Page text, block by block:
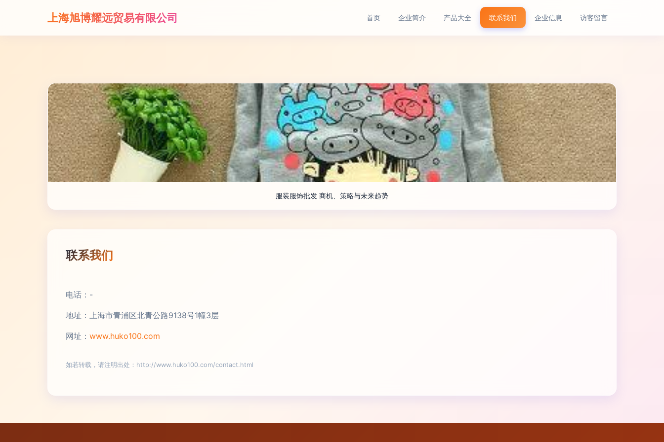
上海旭博耀远贸易有限公司 首页 企业简介 产品大全 联系我们 企业信息 访客留言
服装服饰批发 商机、策略与未来趋势
联系我们
电话：-
地址：上海市青浦区北青公路9138号1幢3层
网址： www.huko100.com
如若转载，请注明出处：http://www.huko100.com/contact.html